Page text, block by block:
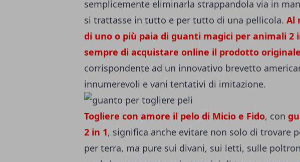
semplicemente eliminarla strappandola via in
si trattasse in tutto e per tutto di una pellicola. Al
di uno o più paia di guanti magici per animali 2
sempre di acquistare online il prodotto originale
corrispondente ad un innovativo brevetto
innumerevoli e vani tentativi di imitazione.
Togliere con amore il pelo di Micio e Fido, con
2 in 1, significa anche evitare non solo di trovare
per terra, ma pure sui divani, sui letti, sulle